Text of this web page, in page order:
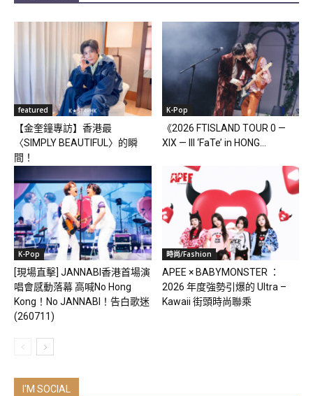
featured
【金奎鐘專訪】香港最
〈SIMPLY BEAUTIFUL〉的瞬
間！
K-Pop
《2026 FTISLAND TOUR 0 —
XIX — III ‘FaTe’ in HONG...
K-Pop
[現場直擊] JANNABI香港首場演
唱會感動落幕 高喊No Hong
Kong！No JANNABI！告白歌迷
(260711)
時尚/Fashion
APEE × BABYMONSTER ：
2026 年度強勢引爆的 Ultra –
Kawaii 街頭時尚聯乘
I'M SOCIAL